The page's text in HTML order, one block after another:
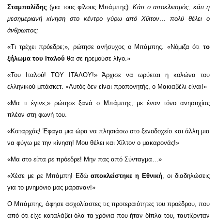
Σταμπαλίδης (για τους φίλους Μπάμπης).Κάτι ο αποκλεισμός, κάτι η
μεσημεριανή κίνηση στο κέντρο γύρω από Χίλτον… πολύ θέλει ο
άνθρωπος;
«Τι τρέχει πρόεδρε;», ρώτησε ανήσυχος ο Μπάμπης. «Νόμιζα ότι το
ξήλωμα του Ιταλού θα σε ηρεμούσε λίγο.»
«Του Ιταλού! ΤΟΥ ΙΤΑΛΟΥ!» Άρχισε να ωρύεται η κολώνα του
ελληνικού μπάσκετ. «Αυτός δεν είναι προπονητής, ο Μακιαβέλι είναι!»
«Μα τι έγινε;» ρώτησε ξανά ο Μπάμπης, με έναν τόνο ανησυχίας
πλέον στη φωνή του.
«Καταρχάς! Έφαγα μια ώρα να πλησιάσω στο ξενοδοχείο και άλλη μια
να φύγω με την κίνηση! Μου θέλει και Χίλτον ο μακαρονάς!»
«Μα στο είπα ρε πρόεδρε! Μην πας από Σύνταγμα…»
«Χέσε με ρε Μπάμπη! Εδώαποκλείστηκε η Εθνική, οι διαδηλώσεις
για το μνημόνιο μας μάραναν!»
Ο Μπάμπης, άφησε ασχολίαστες τις προτεραιότητες του προέδρου, που
από ότι είχε καταλάβει όλα τα χρόνια που ήταν δίπλα του, ταυτίζονταν